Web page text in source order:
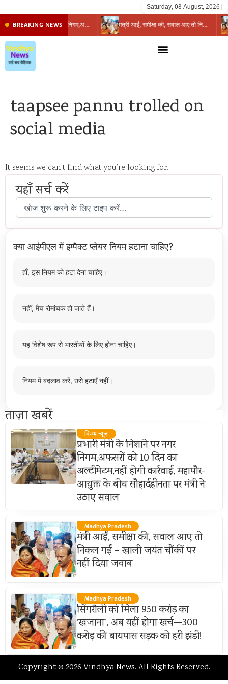
Saturday, 08 August, 2026
BREAKING NEWS प्रभारी मंत्री के निशाने पर नगर निगम,अफसरों को 10 दिन का अल्टीमेटम,नहीं होगी कार्रवाई, महापौर-आयुक्त के बीच सौहार्दहीनता पर मंत्री ने उठाए सवाल मंत्री आईं, समीक्षा की, सवाल आए तो निकल गईं – खाली जयंत चौंकीं पर नहीं दिया जवाब
taapsee pannu trolled on
social media
It seems we can’t find what you’re looking for.
यहाँ सर्च करें
क्या आईपीएल में इम्पैक्ट प्लेयर नियम हटाना चाहिए?
हाँ, इस नियम को हटा देना चाहिए।
नहीं, मैच रोमांचक हो जाते हैं।
यह विशेष रूप से भारतीयों के लिए होना चाहिए।
नियम में बदलाव करें, उसे हटाएँ नहीं।
ताज़ा खबरें
विन्ध्य न्यूज़
प्रभारी मंत्री के निशाने पर नगर
निगम,अफसरों को 10 दिन का
अल्टीमेटम,नहीं होगी कार्रवाई, महापौर-
आयुक्त के बीच सौहार्दहीनता पर मंत्री ने
उठाए सवाल
Madhya Pradesh
मंत्री आईं, समीक्षा की, सवाल आए तो
निकल गईं – खाली जयंत चौंकीं पर
नहीं दिया जवाब
Madhya Pradesh
सिंगरौली को मिला 950 करोड़ का
‘खजाना’, अब यहीं होगा खर्च—300
करोड़ की बायपास सड़क को हरी झंडी!
Copyright © 2026 Vindhya News. All Rights Reserved.